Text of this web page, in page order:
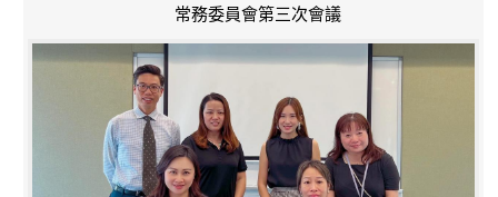
常務委員會第三次會議